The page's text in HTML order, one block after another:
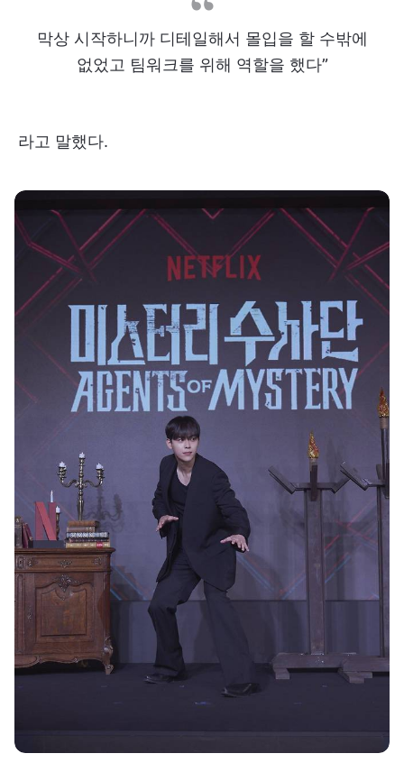
막상 시작하니까 디테일해서 몰입을 할 수밖에
없었고 팀워크를 위해 역할을 했다”
라고 말했다.